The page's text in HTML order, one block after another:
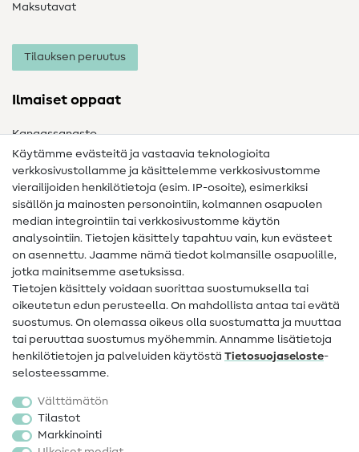
Maksutavat
Tilauksen peruutus
Ilmaiset oppaat
Kangassanasto
Ompelusanasto
Ompeluohjeet
Apua ja yhteystiedot
Yhteystiedot
Tietoa omistajanvaihdoksesta
Peruutusoikeus
Suosittu
Kankaat
Ompelutarvikkeet
Käytämme evästeitä ja vastaavia teknologioita
verkkosivustollamme ja käsittelemme verkkosivustomme
vierailijoiden henkilötietoja (esim. IP-osoite), esimerkiksi
sisällön ja mainosten personointiin, kolmannen osapuolen
median integrointiin tai verkkosivustomme käytön
analysointiin. Tietojen käsittely tapahtuu vain, kun evästeet
on asennettu. Jaamme nämä tiedot kolmansille osapuolille,
jotka mainitsemme asetuksissa.
Tietojen käsittely voidaan suorittaa suostumuksella tai
oikeutetun edun perusteella. On mahdollista antaa tai evätä
suostumus. On olemassa oikeus olla suostumatta ja muuttaa
tai peruuttaa suostumus myöhemmin. Annamme lisätietoja
henkilötietojen ja palveluiden käytöstä Tietosuojaseloste-
selosteessamme.
Välttämätön
Tilastot
Markkinointi